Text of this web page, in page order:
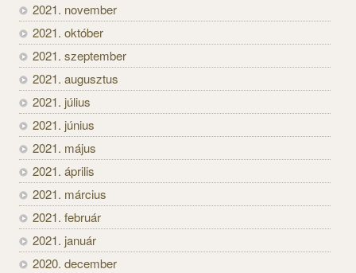
2021. november
2021. október
2021. szeptember
2021. augusztus
2021. július
2021. június
2021. május
2021. április
2021. március
2021. február
2021. január
2020. december